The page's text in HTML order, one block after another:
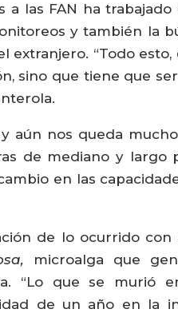
a las FAN ha
y también la
extranjero. “Todo
sino que tiene que
aún nos queda
de mediano y
en las
de lo ocurrido
microalga que
“Lo que se murió
de un año en la